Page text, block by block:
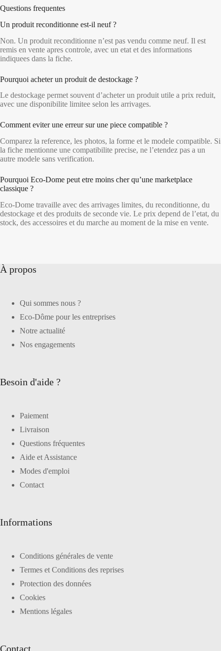
Questions frequentes
Un produit reconditionne est-il neuf ?
Non. Un produit reconditionne n’est pas vendu comme neuf. Il est
remis en vente apres controle, avec un etat et des informations
indiquees dans la fiche.
Pourquoi acheter un produit de destockage ?
Le destockage permet souvent d’acheter un produit utile a prix reduit,
avec une disponibilite limitee selon les arrivages.
Comment eviter une erreur sur une piece compatible ?
Comparez la reference, les photos, la forme et le modele compatible. Si
la fiche mentionne une compatibilite precise, ne l’etendez pas a un
autre modele sans verification.
Pourquoi Eco-Dome peut etre moins cher qu’une marketplace
classique ?
Eco-Dome travaille avec des arrivages limites, du reconditionne, du
destockage et des produits de seconde vie. Le prix depend de l’etat, du
stock, des accessoires et du marche au moment de la mise en vente.
À propos
Qui sommes nous ?
Eco-Dôme pour les entreprises
Notre actualité
Nos engagements
Besoin d'aide ?
Paiement
Livraison
Questions fréquentes
Aide et Assistance
Modes d'emploi
Contact
Informations
Conditions générales de vente
Termes et Conditions des reprises
Protection des données
Cookies
Mentions légales
Contact